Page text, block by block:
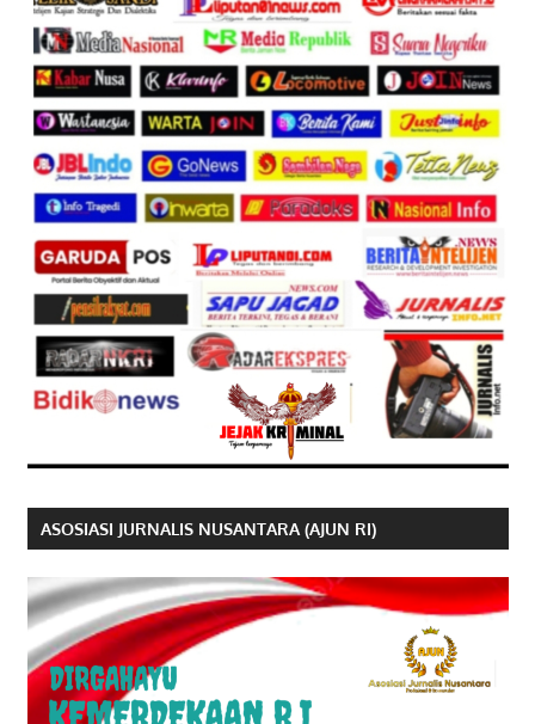
ASOSIASI JURNALIS NUSANTARA (AJUN RI)